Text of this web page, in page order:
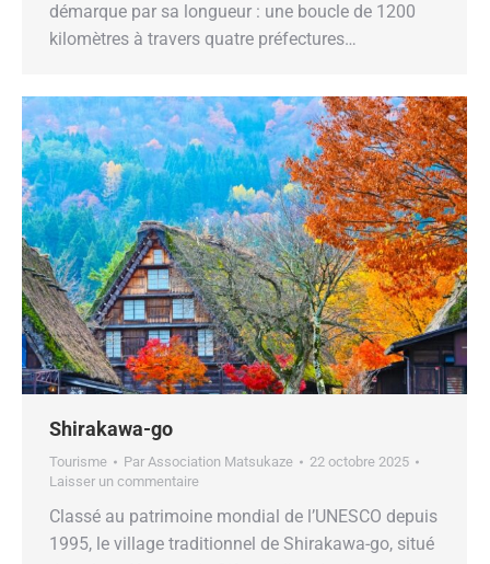
démarque par sa longueur : une boucle de 1200
kilomètres à travers quatre préfectures…
Shirakawa-go
Tourisme Par Association Matsukaze
22 octobre 2025
Laisser un commentaire
Classé au patrimoine mondial de l’UNESCO depuis
1995, le village traditionnel de Shirakawa-go, situé